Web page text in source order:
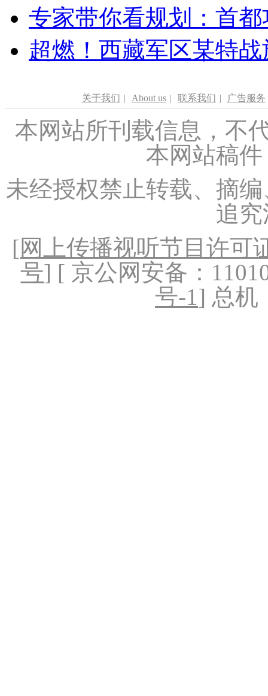
专家带你看规划：首
超燃！西藏军区某特
关于我们 | About us | 联系我们 | 广告服务
本网站所刊载信息，不
本网站稿
未经授权禁止转载、摘
追
[网上传播视听节目许可
号] [ 京公网安备：
号-1] 总机